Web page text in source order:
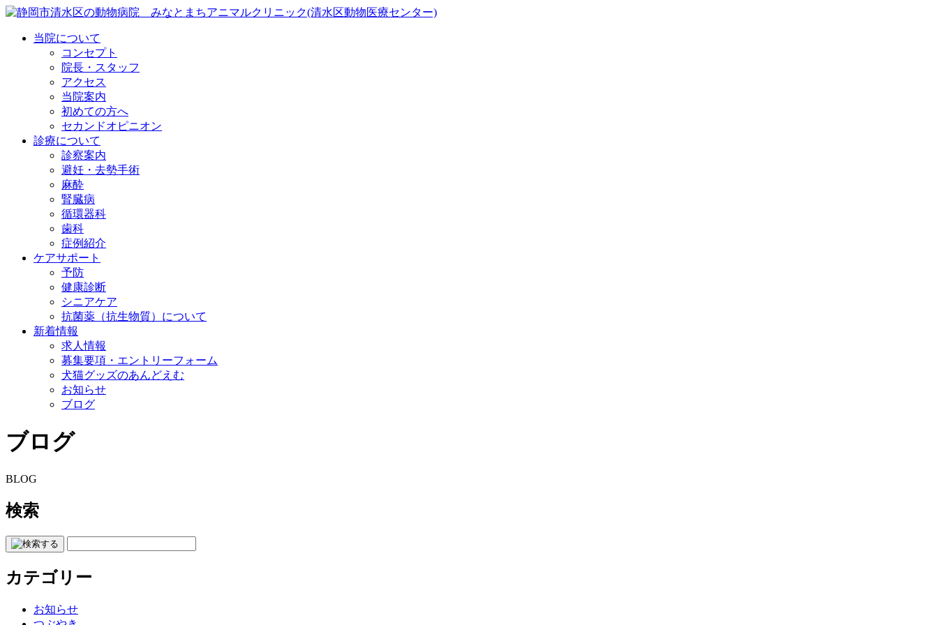
当院について
コンセプト
院長・スタッフ
アクセス
当院案内
初めての方へ
セカンドオピニオン
診療について
診察案内
避妊・去勢手術
麻酔
腎臓病
循環器科
歯科
症例紹介
ケアサポート
予防
健康診断
シニアケア
抗菌薬（抗生物質）について
新着情報
求人情報
募集要項・エントリーフォーム
犬猫グッズのあんどえむ
お知らせ
ブログ
ブログ
BLOG
検索
カテゴリー
お知らせ